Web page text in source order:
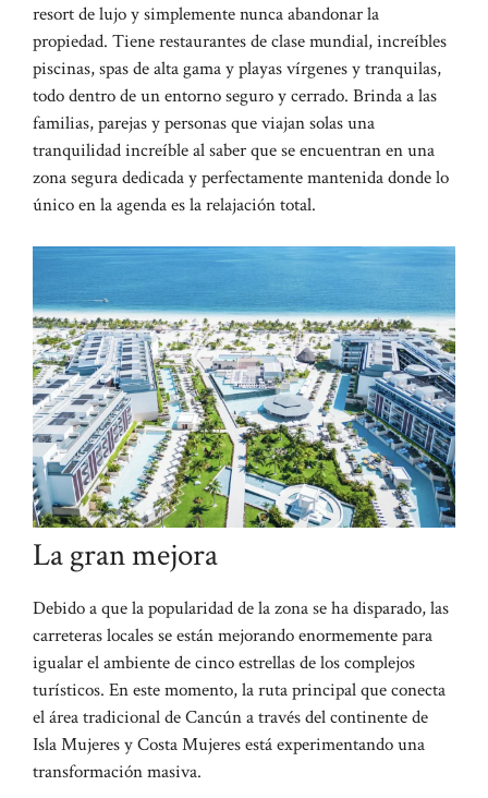
resort de lujo y simplemente nunca abandonar la
propiedad. Tiene restaurantes de clase mundial, increíbles
piscinas, spas de alta gama y playas vírgenes y tranquilas,
todo dentro de un entorno seguro y cerrado. Brinda a las
familias, parejas y personas que viajan solas una
tranquilidad increíble al saber que se encuentran en una
zona segura dedicada y perfectamente mantenida donde lo
único en la agenda es la relajación total.
La gran mejora
Debido a que la popularidad de la zona se ha disparado, las
carreteras locales se están mejorando enormemente para
igualar el ambiente de cinco estrellas de los complejos
turísticos. En este momento, la ruta principal que conecta
el área tradicional de Cancún a través del continente de
Isla Mujeres y Costa Mujeres está experimentando una
transformación masiva.